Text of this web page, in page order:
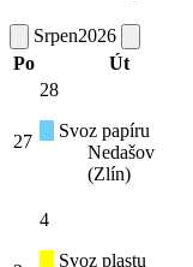
Srpen2026
Po
Út
27
28
Svoz papíru
Nedašov
(Zlín)
4
Svoz plastu